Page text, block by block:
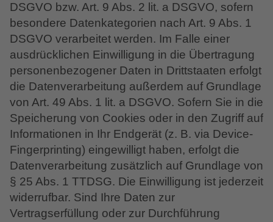
DSGVO bzw. Art. 9 Abs. 2 lit. a DSGVO, sofern
besondere Datenkategorien nach Art. 9 Abs. 1
DSGVO verarbeitet werden. Im Falle einer
ausdrücklichen Einwilligung in die Übertragung
personenbezogener Daten in Drittstaaten erfolgt
die Datenverarbeitung außerdem auf Grundlage
von Art. 49 Abs. 1 lit. a DSGVO. Sofern Sie in die
Speicherung von Cookies oder in den Zugriff auf
Informationen in Ihr Endgerät (z. B. via Device-
Fingerprinting) eingewilligt haben, erfolgt die
Datenverarbeitung zusätzlich auf Grundlage von
§ 25 Abs. 1 TTDSG. Die Einwilligung ist jederzeit
widerrufbar. Sind Ihre Daten zur
Vertragserfüllung oder zur Durchführung